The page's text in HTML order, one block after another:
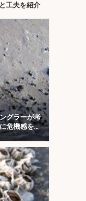
工夫を紹介
グラーが考
危機感を持